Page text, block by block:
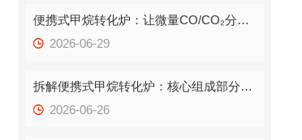
便携式甲烷转化炉：让微量CO/CO₂分析告别“大动干戈”
2026-06-29
拆解便携式甲烷转化炉：核心组成部分藏着哪些运行密码？
2026-06-26